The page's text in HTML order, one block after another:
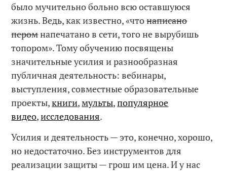
было мучительно больно всю оставшуюся
жизнь. Ведь, как известно, «чтонаписано
перомнапечатано в сети, того не вырубишь
топором». Тому обучению посвящены
значительные усилия и разнообразная
публичная деятельность: вебинары,
выступления, совместные образовательные
проекты,книги,мульты,популярное
видео,исследования.
Усилия и деятельность — это, конечно, хорошо,
но недостаточно. Без инструментов для
реализации защиты — грош им цена. И у нас